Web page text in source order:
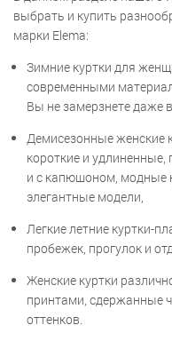
выбрать и купить
марки Elema:
Зимние куртки для
современными
Вы не замерзнете даже
Демисезонные женские
короткие и
и с капюшоном, модные
элегантные модели,
Легкие летние куртки-
пробежек, прогулок и
Женские куртки
принтами, сдержанные
оттенков.